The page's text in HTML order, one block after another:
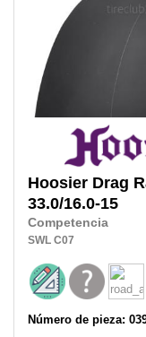
Hoosier Drag
33.0/16.0-15
Competencia
SWL C07
Número de pieza: